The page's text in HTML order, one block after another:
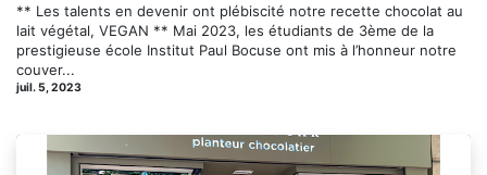
** Les talents en devenir ont plébiscité notre recette chocolat au
lait végétal, VEGAN ** Mai 2023, les étudiants de 3ème de la
prestigieuse école Institut Paul Bocuse ont mis à l’honneur notre
couver...
juil. 5, 2023